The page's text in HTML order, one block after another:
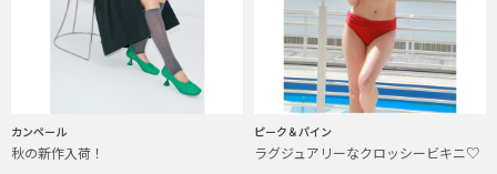
カンペール
秋の新作入荷！
ピーク＆パイン
ラグジュアリーなクロッシービキニ♡